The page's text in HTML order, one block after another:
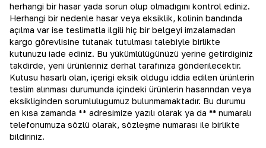
herhangi bir hasar yada sorun olup olmadığını kontrol ediniz.
Herhangi bir nedenle hasar veya eksiklik, kolinin bandında
açılma var ise teslimatla ilgili hiç bir belgeyi imzalamadan
kargo görevlisine tutanak tutulması talebiyle birlikte
kutunuzu iade ediniz. Bu yükümlülüğünüzü yerine getirdiğiniz
takdirde, yeni ürünleriniz derhal tarafınıza gönderilecektir.
Kutusu hasarlı olan, içeriği eksik olduğu iddia edilen ürünlerin
teslim alınması durumunda içindeki ürünlerin hasarından veya
eksikliğinden sorumluluğumuz bulunmamaktadır. Bu durumu
en kısa zamanda ** adresimize yazılı olarak ya da ** numaralı
telefonumuza sözlü olarak, sözleşme numarası ile birlikte
bildiriniz.